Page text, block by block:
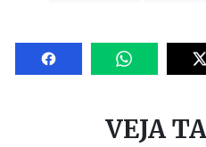
VEJA